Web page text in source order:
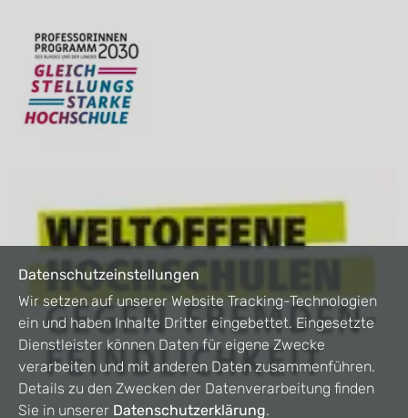
Datenschutzeinstellungen
Wir setzen auf unserer Website Tracking-Technologien
ein und haben Inhalte Dritter eingebettet. Eingesetzte
Dienstleister können Daten für eigene Zwecke
verarbeiten und mit anderen Daten zusammenführen.
Details zu den Zwecken der Datenverarbeitung finden
Sie in unserer Datenschutzerklärung.